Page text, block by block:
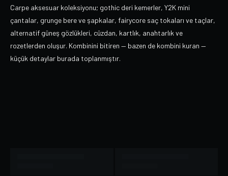
Carpe aksesuar koleksiyonu; gothic deri kemerler, Y2K mini
çantalar, grunge bere ve şapkalar, fairycore saç tokaları ve taçlar,
alternatif güneş gözlükleri, cüzdan, kartlık, anahtarlık ve
rozetlerden oluşur. Kombinini bitiren — bazen de kombini kuran —
küçük detaylar burada toplanmıştır.